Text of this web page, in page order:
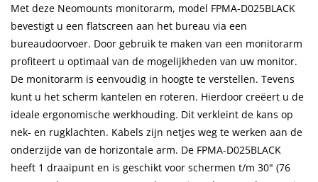
Met deze Neomounts monitorarm, model FPMA-D025BLACK
bevestigt u een flatscreen aan het bureau via een
bureaudoorvoer. Door gebruik te maken van een monitorarm
profiteert u optimaal van de mogelijkheden van uw monitor.
De monitorarm is eenvoudig in hoogte te verstellen. Tevens
kunt u het scherm kantelen en roteren. Hierdoor creëert u de
ideale ergonomische werkhouding. Dit verkleint de kans op
nek- en rugklachten. Kabels zijn netjes weg te werken aan de
onderzijde van de horizontale arm. De FPMA-D025BLACK
heeft 1 draaipunt en is geschikt voor schermen t/m 30" (76